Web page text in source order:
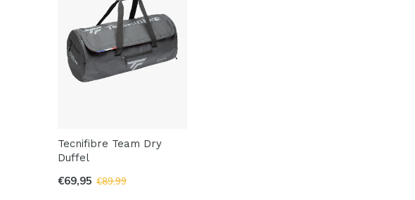
Tecnifibre Team Dry
Duffel
€69,95 €89,99